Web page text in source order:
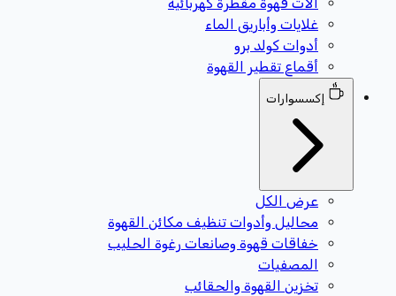
غلايات وأباريق الماء
أدوات كولد برو
أقماع تقطير القهوة
إكسسوارات
عرض الكل
محاليل وأدوات تنظيف مكائن القهوة
خفاقات قهوة وصانعات رغوة الحليب
المصفيات
تخزين القهوة والحقائب